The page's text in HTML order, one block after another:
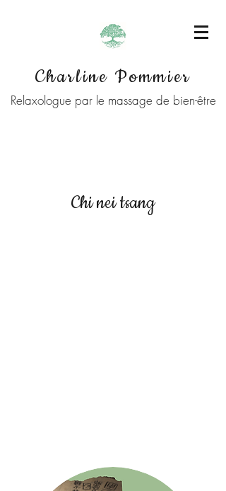
Charline Pommier
Relaxologue par le massage de bien-être
Chi nei tsang